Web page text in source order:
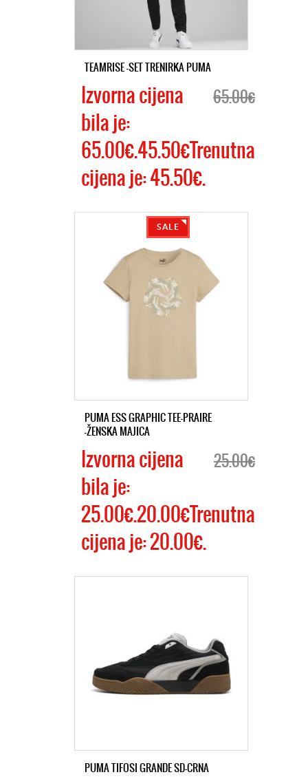
TEAMRISE -SET TRENIRKA PUMA
65.00€
Izvorna cijena
bila je:
65.00€.45.50€Trenutna
cijena je: 45.50€.
SALE
PUMA ESS GRAPHIC TEE-PRAIRE
-ŽENSKA MAJICA
25.00€
Izvorna cijena
bila je:
25.00€.20.00€Trenutna
cijena je: 20.00€.
PUMA TIFOSI GRANDE SD-CRNA